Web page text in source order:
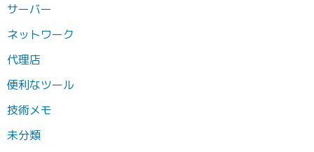
サーバー
ネットワーク
代理店
便利なツール
技術メモ
未分類